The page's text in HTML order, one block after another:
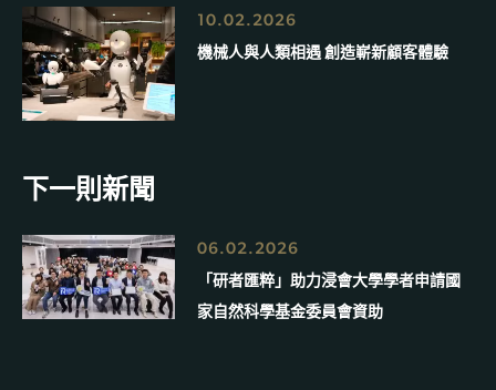
10.02.2026
機械人與人類相遇 創造嶄新顧客體驗
下一則新聞
06.02.2026
「研者匯粹」助力浸會大學學者申請國
家自然科學基金委員會資助